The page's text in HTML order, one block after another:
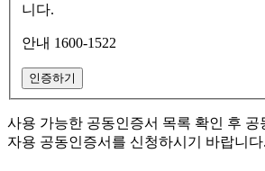
니다.
안내 1600-1522
인증하기
사용 가능한 공동인증서 목록 확인 후 공
자용 공동인증서를 신청하시기 바랍니다.